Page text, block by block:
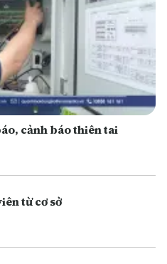
cảnh báo thiên tai
từ cơ sở